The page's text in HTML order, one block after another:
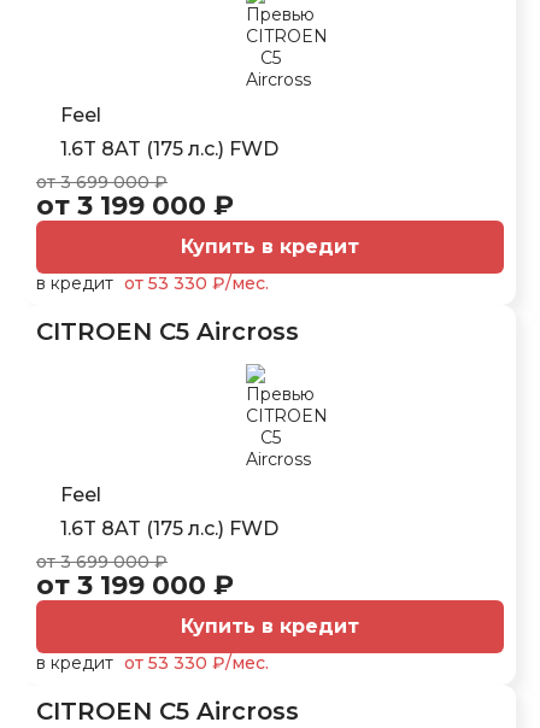
Feel
1.6T 8AT (175 л.с.) FWD
от 3 699 000 ₽
от 3 199 000 ₽
Купить в кредит
в кредит от 53 330 ₽/мес.
CITROEN C5 Aircross
Feel
1.6T 8AT (175 л.с.) FWD
от 3 699 000 ₽
от 3 199 000 ₽
Купить в кредит
в кредит от 53 330 ₽/мес.
CITROEN C5 Aircross